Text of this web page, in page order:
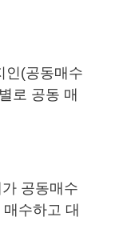
인(공동매수
로 공동 매
공동매수
수하고 대